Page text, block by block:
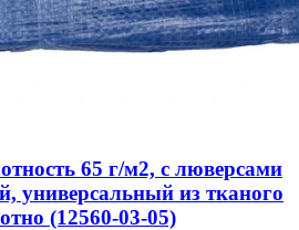
65 г/м2, с люверсами
универсальный из тканого
(12560-03-05)